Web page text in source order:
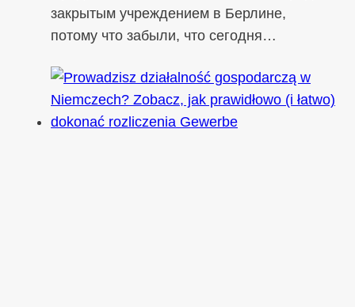
закрытым учреждением в Берлине,
потому что забыли, что сегодня…